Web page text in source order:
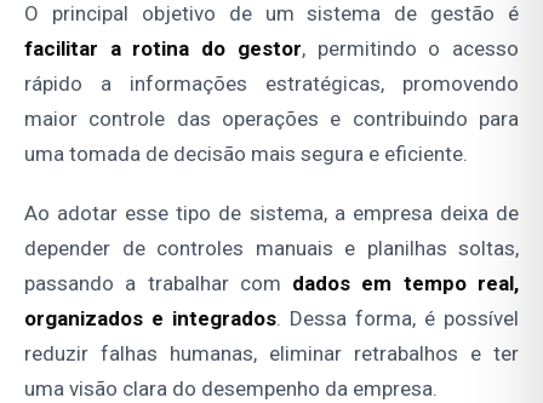
O principal objetivo de um sistema de gestão é
facilitar a rotina do gestor, permitindo o acesso
rápido a informações estratégicas, promovendo
maior controle das operações e contribuindo para
uma tomada de decisão mais segura e eficiente.
Ao adotar esse tipo de sistema, a empresa deixa de
depender de controles manuais e planilhas soltas,
passando a trabalhar com dados em tempo real,
organizados e integrados. Dessa forma, é possível
reduzir falhas humanas, eliminar retrabalhos e ter
uma visão clara do desempenho da empresa.